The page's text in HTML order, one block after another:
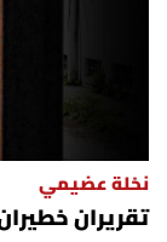
نخلة عضيمي
تقريران